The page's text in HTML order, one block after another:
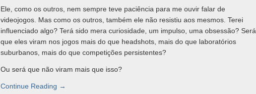
Ele, como os outros, nem sempre teve paciência para me ouvir falar de
videojogos. Mas como os outros, também ele não resistiu aos mesmos. Terei
influenciado algo? Terá sido mera curiosidade, um impulso, uma obsessão? Será
que eles viram nos jogos mais do que headshots, mais do que laboratórios
suburbanos, mais do que competições persistentes?
Ou será que não viram mais que isso?
Continue Reading →